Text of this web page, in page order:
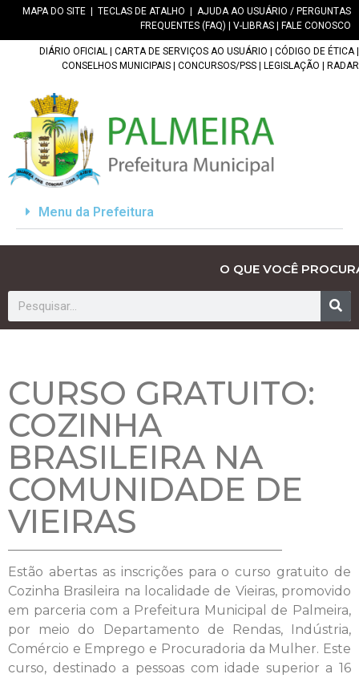
MAPA DO SITE TECLAS DE ATALHO
AJUDA AO USUÁRIO / PERGUNTAS
FREQUENTES (FAQ)
V-LIBRAS FALE CONOSCO
DIÁRIO OFICIAL CARTA DE SERVIÇOS AO USUÁRIO CÓDIGO DE ÉTICA|
CONSELHOS MUNICIPAIS
CONCURSOS/PSS LEGISLAÇÃO RADAR
Menu da Prefeitura
O QUE VOCÊ
CURSO GRATUITO:
COZINHA
BRASILEIRA NA
COMUNIDADE DE
VIEIRAS
Estão abertas as inscrições para o curso gratuito de
Cozinha Brasileira na localidade de Vieiras, promovido
em parceria com a Prefeitura Municipal de Palmeira,
por meio do Departamento de Rendas, Indústria,
Comércio e Emprego e Procuradoria da Mulher. Este
curso, destinado a pessoas com idade superior a 16